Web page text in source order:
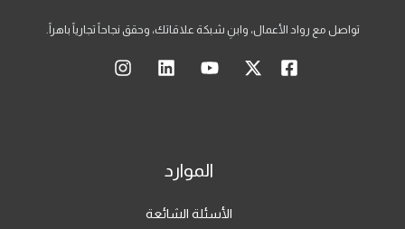
تواصل مع رواد الأعمال، وابنِ شبكة علاقاتك، وحقق نجاحاً تجارياً باهراً.
الموارد
الأسئلة الشائعة